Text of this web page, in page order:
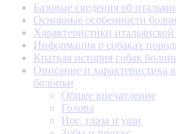
Базовые сведения об
Основные особенности
Характеристики
Информация о собаках
Краткая история собак
Описание и характеристика
болонки
Общее впечатление
Голова
Нос, глаза и уши